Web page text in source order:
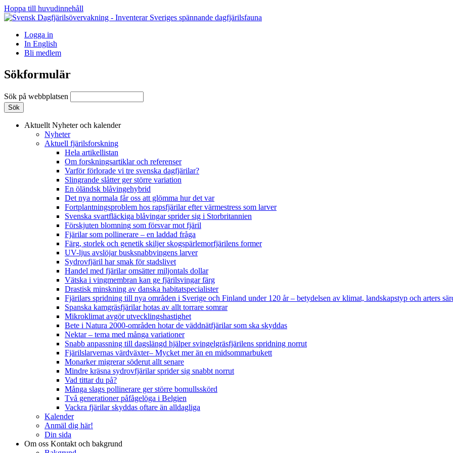
Hoppa till huvudinnehåll
Logga in
In English
Bli medlem
Sökformulär
Sök på webbplatsen
Aktuellt Nyheter och kalender
Nyheter
Aktuell fjärilsforskning
Hela artikellistan
Om forskningsartiklar och referenser
Varför förlorade vi tre svenska dagfjärilar?
Slingrande slåtter ger större variation
En öländsk blåvingehybrid
Det nya normala får oss att glömma hur det var
Fortplantningsproblem hos rapsfjärilar efter värmestress som larver
Svenska svartfläckiga blåvingar sprider sig i Storbritannien
Förskjuten blomning som försvar mot fjäril
Fjärilar som pollinerare – en laddad fråga
Färg, storlek och genetik skiljer skogspärlemorfjärilens former
UV-ljus avslöjar busksnabbvingens larver
Sydrovfjäril har smak för stadslivet
Handel med fjärilar omsätter miljontals dollar
Vätska i vingmembran kan ge fjärilsvingar färg
Drastisk minskning av danska habitatspecialister
Fjärilars spridning till nya områden i Sverige och Finland under 120 år– betydelsen av klimat, landskapstyp och arters
Spanska kamgräsfjärilar hotas av allt torrare somrar
Mikroklimat avgör utvecklingshastighet
Bete i Natura 2000-områden hotar de väddnätfjärilar som ska skyddas
Nektar – tema med många variationer
Snabb anpassning till dagslängd hjälper svingelgräsfjärilens spridning norrut
Fjärilslarvernas värdväxter– Mycket mer än en midsommarbukett
Monarker migrerar söderut allt senare
Mindre kräsna sydrovfjärilar sprider sig snabbt norrut
Vad tittar du på?
Många slags pollinerare ger större bomullsskörd
Två generationer påfågelöga i Belgien
Vackra fjärilar skyddas oftare än alldagliga
Kalender
Anmäl dig här!
Din sida
Om oss Kontakt och bakgrund